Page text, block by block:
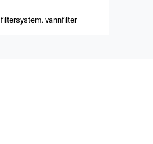
filtersystem. vannfilter